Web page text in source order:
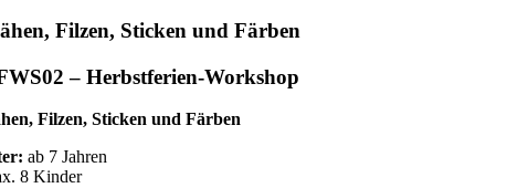
Filzen, Sticken und Färben
– Herbstferien-Workshop
Filzen, Sticken und Färben
ab 7 Jahren
8 Kinder